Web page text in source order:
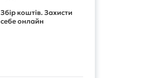
Збір коштів. Захисти
себе онлайн